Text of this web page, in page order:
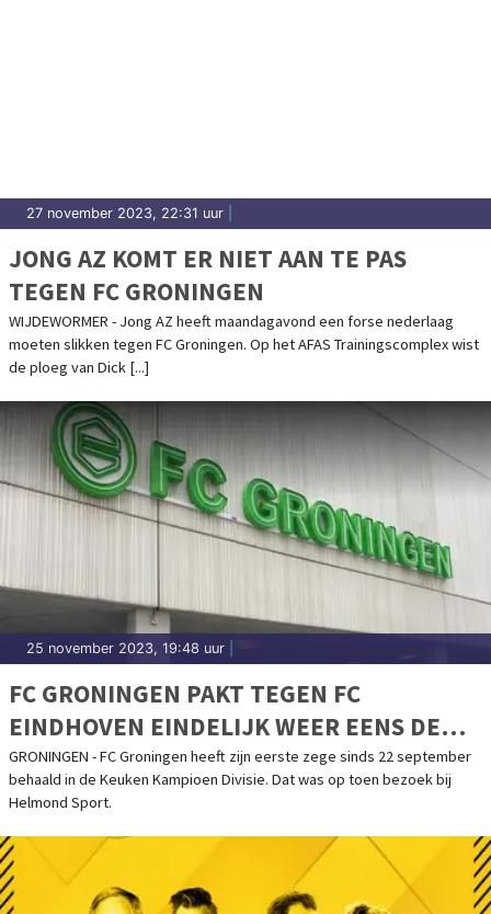
27 november 2023, 22:31 uur
JONG AZ KOMT ER NIET AAN TE PAS
TEGEN FC GRONINGEN
WIJDEWORMER - Jong AZ heeft maandagavond een forse nederlaag
moeten slikken tegen FC Groningen. Op het AFAS Trainingscomplex wist
de ploeg van Dick [...]
25 november 2023, 19:48 uur
FC GRONINGEN PAKT TEGEN FC
EINDHOVEN EINDELIJK WEER EENS DE
WINST
GRONINGEN - FC Groningen heeft zijn eerste zege sinds 22 september
behaald in de Keuken Kampioen Divisie. Dat was op toen bezoek bij
Helmond Sport.